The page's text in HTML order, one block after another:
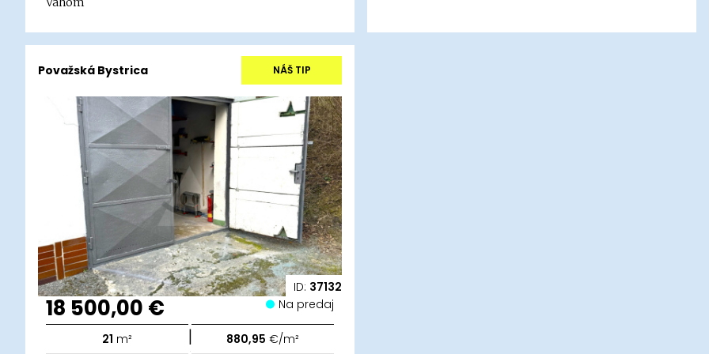
ID: 37132
Považská Bystrica NÁŠ TIP
18 500,00 € Na predaj
21 m² | 880,95 €/m²